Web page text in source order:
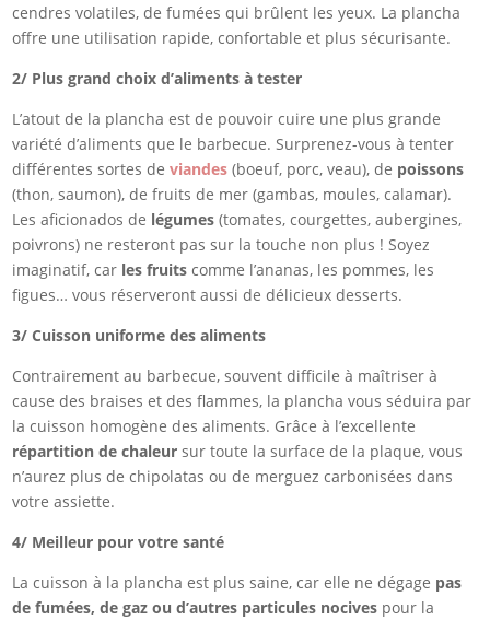
cendres volatiles, de fumées qui brûlent les yeux. La plancha
offre une utilisation rapide, confortable et plus sécurisante.
2/ Plus grand choix d’aliments à tester
L’atout de la plancha est de pouvoir cuire une plus grande
variété d’aliments que le barbecue. Surprenez-vous à tenter
différentes sortes deviandes (boeuf, porc, veau), de poissons
(thon, saumon), de fruits de mer (gambas, moules, calamar).
Les aficionados de légumes (tomates, courgettes, aubergines,
poivrons) ne resteront pas sur la touche non plus ! Soyez
imaginatif, car les fruits comme l’ananas, les pommes, les
figues… vous réserveront aussi de délicieux desserts.
3/ Cuisson uniforme des aliments
Contrairement au barbecue, souvent difficile à maîtriser à
cause des braises et des flammes, la plancha vous séduira par
la cuisson homogène des aliments. Grâce à l’excellente
répartition de chaleur sur toute la surface de la plaque, vous
n’aurez plus de chipolatas ou de merguez carbonisées dans
votre assiette.
4/ Meilleur pour votre santé
La cuisson à la plancha est plus saine, car elle ne dégage pas
de fumées, de gaz ou d’autres particules nocives pour la